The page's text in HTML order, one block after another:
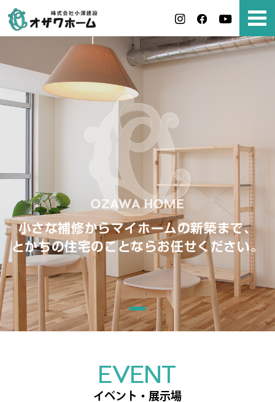
小さな補修からマイホームの新築まで、
とかちの住宅のことならお任せください。
EVENT
イベント・展示場